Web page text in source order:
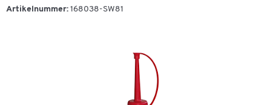
Artikelnummer: 168038-SW81